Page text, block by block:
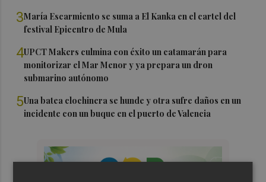
3María Escarmiento se suma a El Kanka en el cartel del
festival Epicentro de Mula
4UPCT Makers culmina con éxito un catamarán para
monitorizar el Mar Menor y ya prepara un dron
submarino autónomo
5Una batea clochinera se hunde y otra sufre daños en un
incidente con un buque en el puerto de Valencia